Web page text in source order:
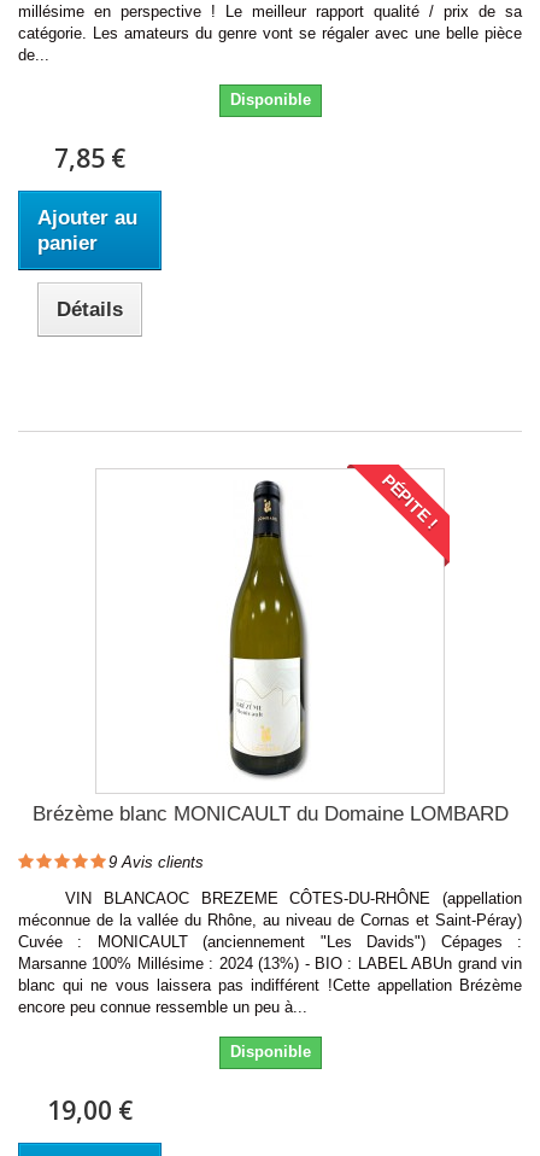
millésime en perspective ! Le meilleur rapport qualité / prix de sa
catégorie. Les amateurs du genre vont se régaler avec une belle pièce
de...
Disponible
7,85 €
Ajouter au
panier
Détails
PÉPITE !
Brézème blanc MONICAULT du Domaine LOMBARD
9 Avis clients
VIN BLANCAOC BREZEME CÔTES-DU-RHÔNE (appellation
méconnue de la vallée du Rhône, au niveau de Cornas et Saint-Péray)
Cuvée : MONICAULT (anciennement "Les Davids") Cépages :
Marsanne 100% Millésime : 2024 (13%) - BIO : LABEL ABUn grand vin
blanc qui ne vous laissera pas indifférent !Cette appellation Brézème
encore peu connue ressemble un peu à...
Disponible
19,00 €